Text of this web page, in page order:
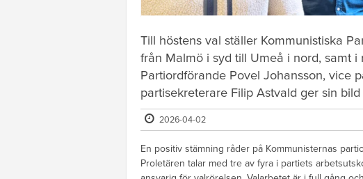
Till höstens val ställer Kommunistiska
från Malmö i syd till Umeå i nord, samt i
Partiordförande Povel Johansson, vice
partisekreterare Filip Astvald ger sin
2026-04-02
En positiv stämning råder på Kommunisternas
Proletären talar med tre av fyra i partiets